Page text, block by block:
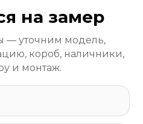
на замер
— уточним модель,
короб, наличники,
и монтаж.